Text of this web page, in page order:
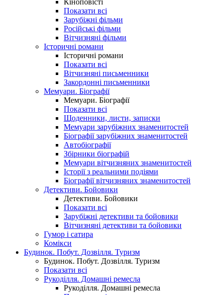
Кіноповісті
Показати всі
Зарубіжні фільми
Російські фільми
Вітчизняні фільми
Історичні романи
Історичні романи
Показати всі
Вітчизняні письменники
Закордонні письменники
Мемуари. Біографії
Мемуари. Біографії
Показати всі
Щоденники, листи, записки
Мемуари зарубіжних знаменитостей
Біографії зарубіжних знаменитостей
Автобіографії
Збірники біографій
Мемуари вітчизняних знаменитостей
Історії з реальними подіями
Біографії вітчизняних знаменитостей
Детективи. Бойовики
Детективи. Бойовики
Показати всі
Зарубіжні детективи та бойовики
Вітчизняні детективи та бойовики
Гумор і сатира
Комікси
Будинок. Побут. Дозвілля. Туризм
Будинок. Побут. Дозвілля. Туризм
Показати всі
Рукоділля. Домашні ремесла
Рукоділля. Домашні ремесла